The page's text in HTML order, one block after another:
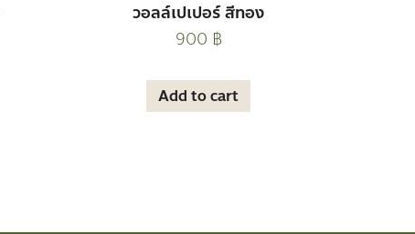
วอลล์เปเปอร์ สีทอง
900 ฿
Add to cart